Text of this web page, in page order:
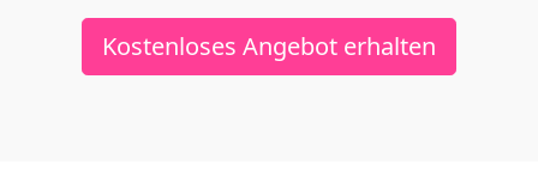
Kostenloses Angebot erhalten